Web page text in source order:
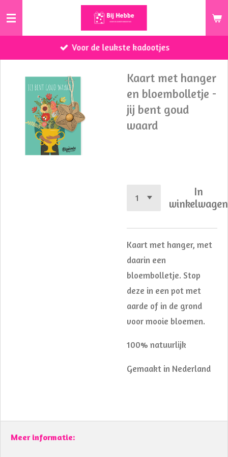
Ga
de
Voor de leukste kadootjes
Kaart met hanger
en bloembolletje -
jij bent goud
waard
In
winkelwagen
Kaart met hanger, met
daarin een
bloembolletje. Stop
deze in een pot met
aarde of in de grond
voor mooie bloemen.
100% natuurlijk
Gemaakt in Nederland
Meer informatie: